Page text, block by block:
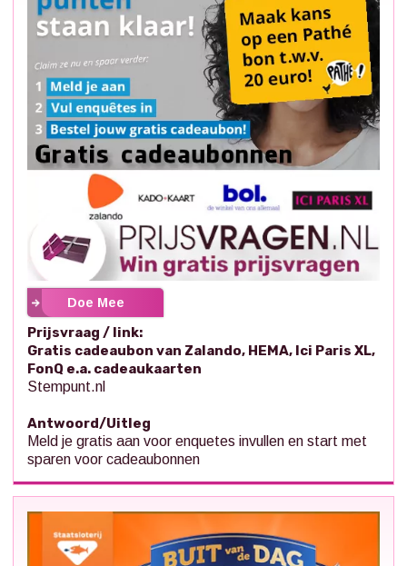
Doe Mee
Prijsvraag / link:
Gratis cadeaubon van Zalando, HEMA, Ici Paris XL,
FonQ e.a. cadeaukaarten
Stempunt.nl
Antwoord/Uitleg
Meld je gratis aan voor enquetes invullen en start met
sparen voor cadeaubonnen